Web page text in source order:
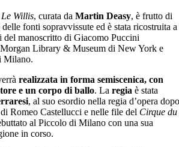
Le Willis, curata da Martin Deasy, è frutto di
delle fonti sopravvissute ed è stata ricostruita a
del manoscritto di Giacomo Puccini
Morgan Library & Museum di New York e
Milano.
realizzata in forma semiscenica, con
e un corpo di ballo. La regia è stata
, al suo esordio nella regia d’opera dopo
Romeo Castellucci e nelle file del Cirque du
al Piccolo di Milano con una sua
in corso.